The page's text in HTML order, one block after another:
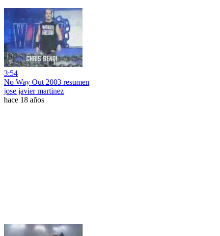
3:54
No Way Out 2003 resumen
jose javier martinez
hace 18 años